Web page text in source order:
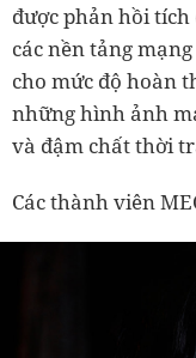
được phản hồi
các nền tảng
cho mức độ hoàn
những hình ảnh
và đậm chất thời
Các thành viên